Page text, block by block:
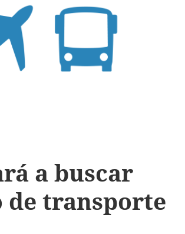
a buscar
transporte